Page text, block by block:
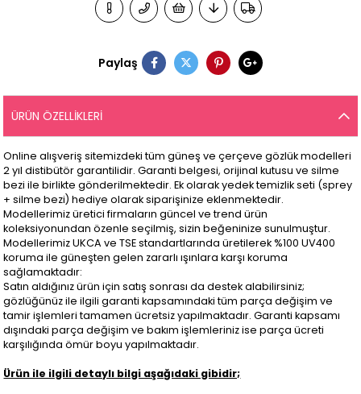
Paylaş
ÜRÜN ÖZELLIKLERI
Online alışveriş sitemizdeki tüm güneş ve çerçeve gözlük modelleri
2 yıl distibütör garantilidir. Garanti belgesi, orijinal kutusu ve silme
bezi ile birlikte gönderilmektedir. Ek olarak yedek temizlik seti (sprey
+ silme bezi) hediye olarak siparişinize eklenmektedir.
Modellerimiz üretici firmaların güncel ve trend ürün
koleksiyonundan özenle seçilmiş, sizin beğeninize sunulmuştur.
Modellerimiz UKCA ve TSE standartlarında üretilerek %100 UV400
koruma ile güneşten gelen zararlı ışınlara karşı koruma
sağlamaktadır:
Satın aldığınız ürün için satış sonrası da destek alabilirsiniz;
gözlüğünüz ile ilgili garanti kapsamındaki tüm parça değişim ve
tamir işlemleri tamamen ücretsiz yapılmaktadır. Garanti kapsamı
dışındaki parça değişim ve bakım işlemleriniz ise parça ücreti
karşılığında ömür boyu yapılmaktadır.
Ürün ile ilgili detaylı bilgi aşağıdaki gibidir;